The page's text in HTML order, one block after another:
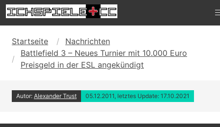
Startseite
Nachrichten
Battlefield 3 – Neues Turnier mit 10.000 Euro
Preisgeld in der ESL angekündigt
Autor: Alexander Trust 05.12.2011, letztes Update: 17.10.2021